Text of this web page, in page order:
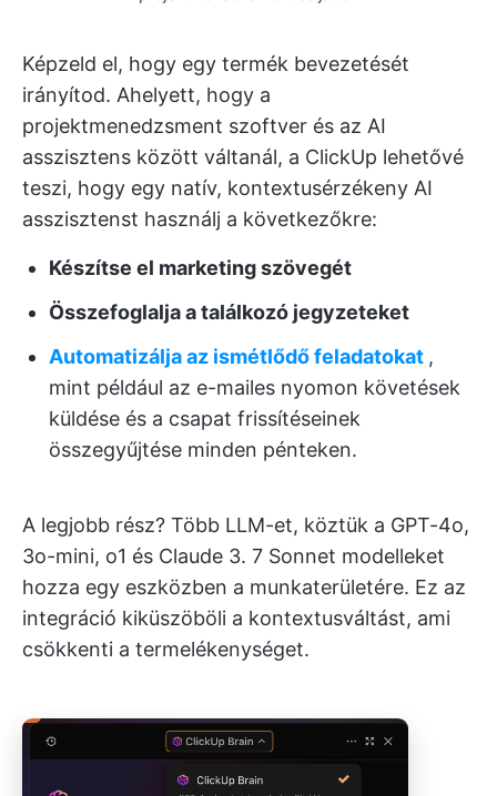
Képzeld el, hogy egy termék bevezetését
irányítod. Ahelyett, hogy a
projektmenedzsment szoftver és az AI
asszisztens között váltanál, a ClickUp lehetővé
teszi, hogy egy natív, kontextusérzékeny AI
asszisztenst használj a következőkre:
Készítse el marketing szövegét
Összefoglalja a találkozó jegyzeteket
Automatizálja az ismétlődő feladatokat ,
mint például az e-mailes nyomon követések
küldése és a csapat frissítéseinek
összegyűjtése minden pénteken.
A legjobb rész? Több LLM-et, köztük a GPT-4o,
3o-mini, o1 és Claude 3. 7 Sonnet modelleket
hozza egy eszközben a munkaterületére. Ez az
integráció kiküszöböli a kontextusváltást, ami
csökkenti a termelékenységet.